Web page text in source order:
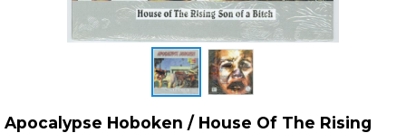
Apocalypse Hoboken / House Of The Rising